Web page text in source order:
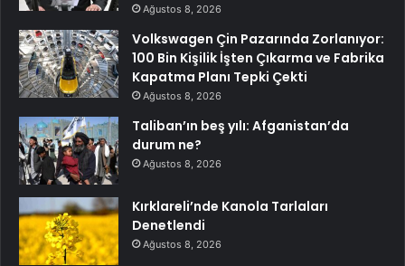
Ağustos 8, 2026
Volkswagen Çin Pazarında Zorlanıyor:
100 Bin Kişilik İşten Çıkarma ve Fabrika
Kapatma Planı Tepki Çekti
Ağustos 8, 2026
Taliban’ın beş yılı: Afganistan’da
durum ne?
Ağustos 8, 2026
Kırklareli’nde Kanola Tarlaları
Denetlendi
Ağustos 8, 2026